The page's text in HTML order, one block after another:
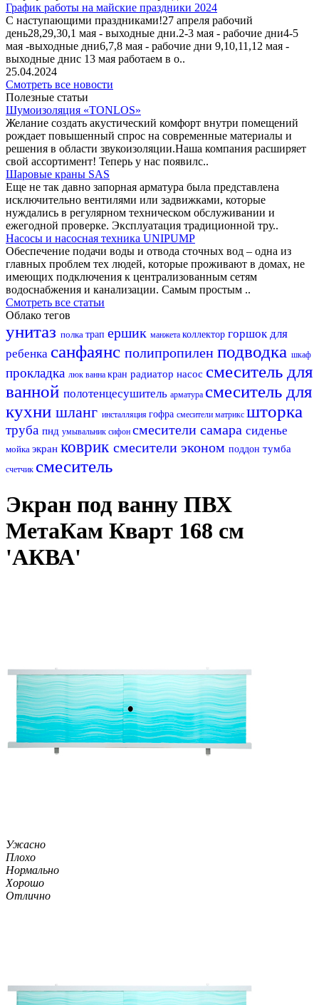
График работы на майские праздники 2024
С наступающими праздниками!27 апреля рабочий
день28,29,30,1 мая - выходные дни.2-3 мая - рабочие дни4-5
мая -выходные дни6,7,8 мая - рабочие дни 9,10,11,12 мая -
выходные днис 13 мая работаем в о..
25.04.2024
Смотреть все новости
Полезные статьи
Шумоизоляция «TONLOS»
Желание создать акустический комфорт внутри помещений
рождает повышенный спрос на современные материалы и
решения в области звукоизоляции.Наша компания расширяет
свой ассортимент! Теперь у нас появилс..
Шаровые краны SAS
Еще не так давно запорная арматура была представлена
исключительно вентилями или задвижками, которые
нуждались в регулярном техническом обслуживании и
ежегодной проверке. Эксплуатация традиционной тру..
Насосы и насосная техника UNIPUMP
Обеспечение подачи воды и отвода сточных вод – одна из
главных проблем тех людей, которые проживают в домах, не
имеющих подключения к централизованным сетям
водоснабжения и канализации. Самым простым ..
Смотреть все статьи
Облако тегов
унитаз полка трап ершик манжета коллектор горшок для
ребенка санфаянс полипропилен подводка шкаф
прокладка люк ванна кран радиатор насос смеситель для
ванной полотенцесушитель арматура смеситель для
кухни шланг инсталляция гофра смесители матрикс шторка
труба пнд умывальник сифон смесители самара сиденье
мойка экран коврик смесители эконом поддон тумба
счетчик смеситель
Экран под ванну ПВХ
МетаКам Кварт 168 см
'АКВА'
Ужасно
Плохо
Нормально
Хорошо
Отлично